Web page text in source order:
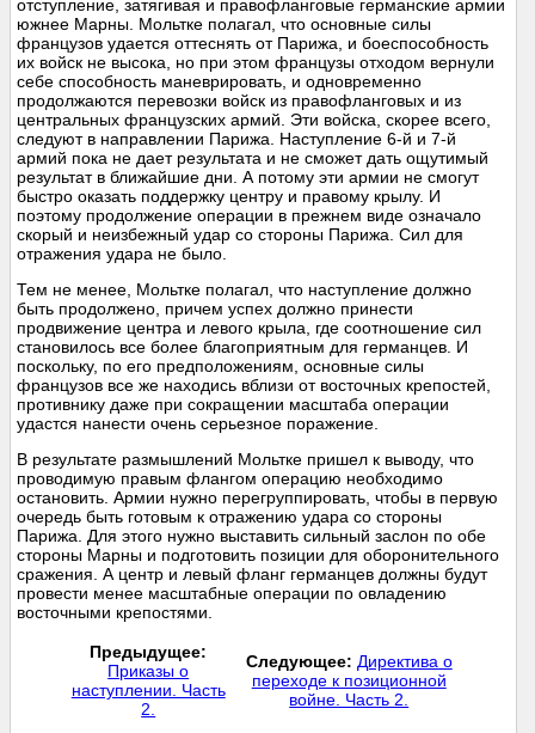
отступление, затягивая и правофланговые германские армии
южнее Марны. Мольтке полагал, что основные силы
французов удается оттеснять от Парижа, и боеспособность
их войск не высока, но при этом французы отходом вернули
себе способность маневрировать, и одновременно
продолжаются перевозки войск из правофланговых и из
центральных французских армий. Эти войска, скорее всего,
следуют в направлении Парижа. Наступление 6-й и 7-й
армий пока не дает результата и не сможет дать ощутимый
результат в ближайшие дни. А потому эти армии не смогут
быстро оказать поддержку центру и правому крылу. И
поэтому продолжение операции в прежнем виде означало
скорый и неизбежный удар со стороны Парижа. Сил для
отражения удара не было.
Тем не менее, Мольтке полагал, что наступление должно
быть продолжено, причем успех должно принести
продвижение центра и левого крыла, где соотношение сил
становилось все более благоприятным для германцев. И
поскольку, по его предположениям, основные силы
французов все же находись вблизи от восточных крепостей,
противнику даже при сокращении масштаба операции
удастся нанести очень серьезное поражение.
В результате размышлений Мольтке пришел к выводу, что
проводимую правым флангом операцию необходимо
остановить. Армии нужно перегруппировать, чтобы в первую
очередь быть готовым к отражению удара со стороны
Парижа. Для этого нужно выставить сильный заслон по обе
стороны Марны и подготовить позиции для оборонительного
сражения. А центр и левый фланг германцев должны будут
провести менее масштабные операции по овладению
восточными крепостями.
Предыдущее:
Приказы о
наступлении. Часть
2.
Следующее: Директива о
переходе к позиционной
войне. Часть 2.